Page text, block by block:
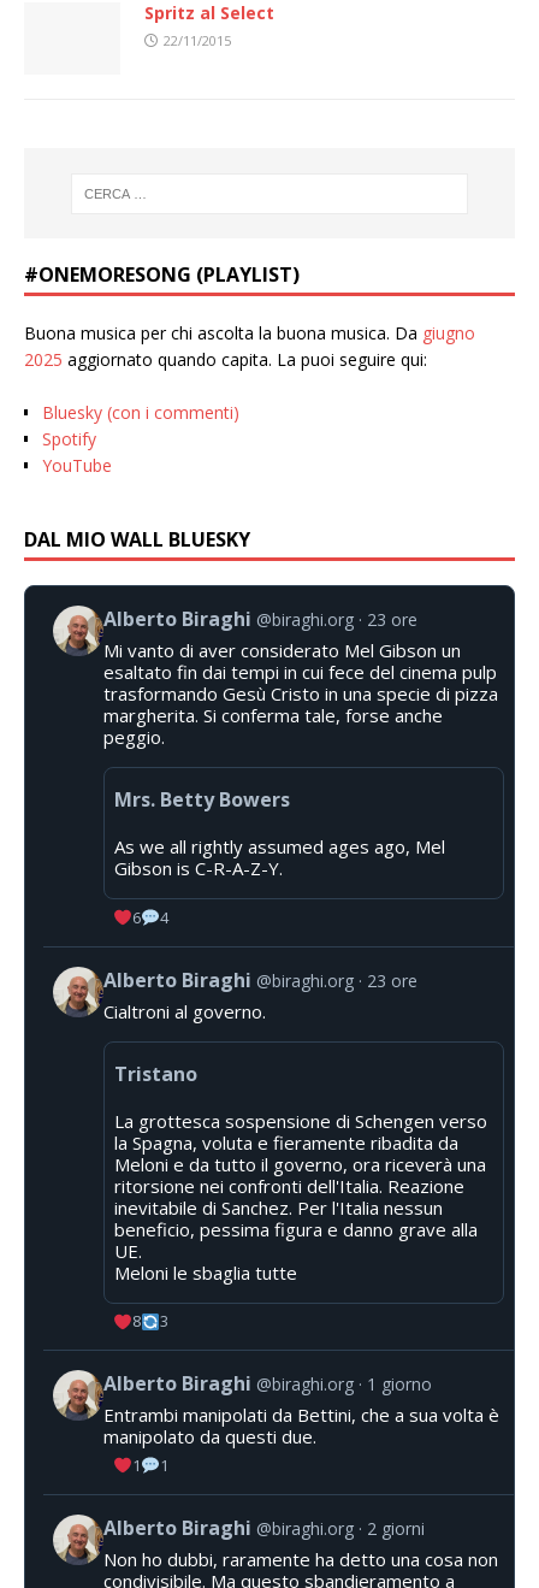
Spritz al Select
22/11/2015
#ONEMORESONG (PLAYLIST)
Buona musica per chi ascolta la buona musica. Da giugno
2025 aggiornato quando capita. La puoi seguire qui:
Bluesky (con i commenti)
Spotify
YouTube
DAL MIO WALL BLUESKY
Alberto Biraghi @biraghi.org 23 ore
Mi vanto di aver considerato Mel Gibson un
esaltato fin dai tempi in cui fece del cinema pulp
trasformando Gesù Cristo in una specie di pizza
margherita. Si conferma tale, forse anche
peggio.
Mrs. Betty Bowers
As we all rightly assumed ages ago, Mel
Gibson is C-R-A-Z-Y.
6 4
Alberto Biraghi @biraghi.org 23 ore
Cialtroni al governo.
Tristano
La grottesca sospensione di Schengen verso
la Spagna, voluta e fieramente ribadita da
Meloni e da tutto il governo, ora riceverà una
ritorsione nei confronti dell'Italia. Reazione
inevitabile di Sanchez. Per l'Italia nessun
beneficio, pessima figura e danno grave alla
UE.
Meloni le sbaglia tutte
8 3
Alberto Biraghi @biraghi.org 1 giorno
Entrambi manipolati da Bettini, che a sua volta è
manipolato da questi due.
1 1
Alberto Biraghi @biraghi.org 2 giorni
Non ho dubbi, raramente ha detto una cosa non
condivisibile. Ma questo sbandieramento a